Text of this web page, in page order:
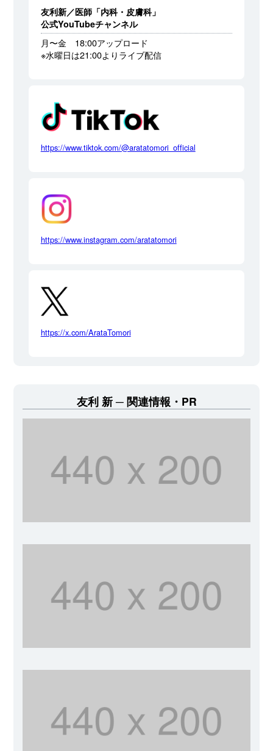
友利新／医師「内科・皮膚科」
公式YouTubeチャンネル
月〜金 18:00アップロード
※水曜日は21:00よりライブ配信
https://www.tiktok.com/@aratatomori_official
https://www.instagram.com/aratatomori
https://x.com/ArataTomori
友利 新 関連情報・PR